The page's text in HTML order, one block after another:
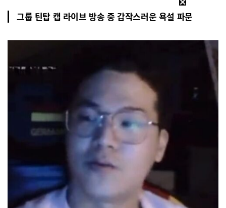
그룹 틴탑 캡 라이브 방송 중 갑작스러운 욕설 파문